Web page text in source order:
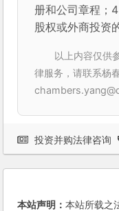
册和公司章程；
股权或外商投资
以上内容仅供
律服务，请联系杨
投资并购法律咨询
本站声明：本站所载之